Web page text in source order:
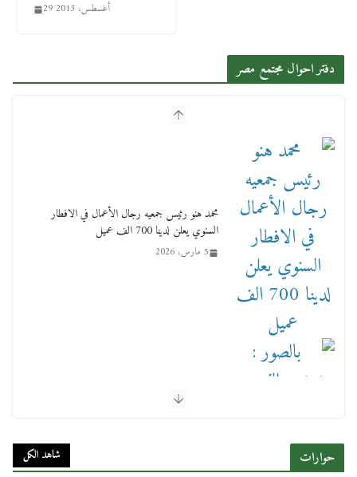
29 أغسطس، 2013
دفتر احوال مجتمع مصر
محمد هنو رئيس جمعيه رجال الأعمال في الافطار
السنوي يعلن لدينا 700 الف عميل
5 مارس، 2026
حوارات شاهد الكل